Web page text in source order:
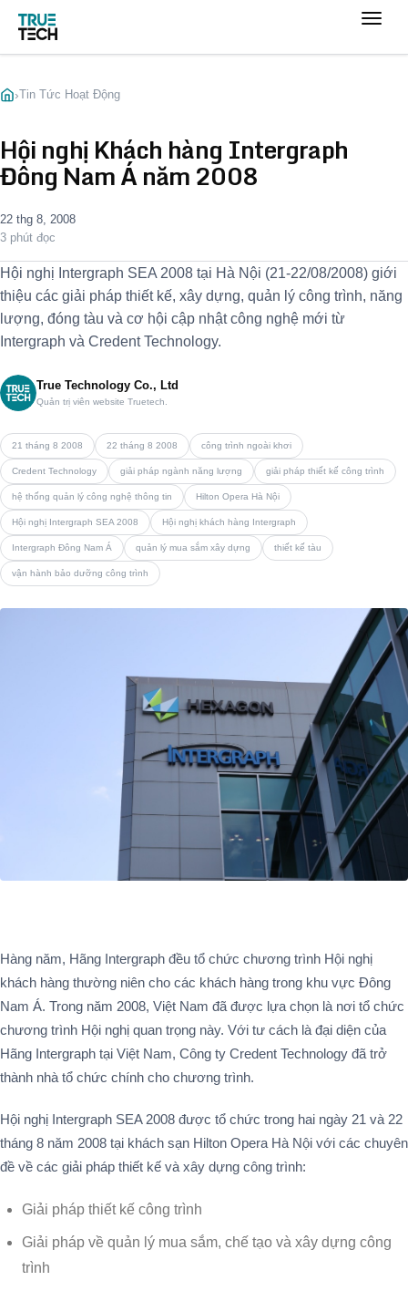
›Tin Tức Hoạt Động
Hội nghị Khách hàng Intergraph
Đông Nam Á năm 2008
22 thg 8, 2008
3 phút đọc
Hội nghị Intergraph SEA 2008 tại Hà Nội (21-22/08/2008) giới
thiệu các giải pháp thiết kế, xây dựng, quản lý công trình, năng
lượng, đóng tàu và cơ hội cập nhật công nghệ mới từ
Intergraph và Credent Technology.
True Technology Co., Ltd
Quản trị viên website Truetech.
21 tháng 8 2008 22 tháng 8 2008 công trình ngoài khơi
Credent Technology giải pháp ngành năng lượng giải pháp thiết kế công trình
hệ thống quản lý công nghệ thông tin Hilton Opera Hà Nội
Hội nghị Intergraph SEA 2008 Hội nghị khách hàng Intergraph
Intergraph Đông Nam Á quản lý mua sắm xây dựng thiết kế tàu
vận hành bảo dưỡng công trình
Hàng năm, Hãng Intergraph đều tổ chức chương trình Hội nghị
khách hàng thường niên cho các khách hàng trong khu vực Đông
Nam Á. Trong năm 2008, Việt Nam đã được lựa chọn là nơi tổ chức
chương trình Hội nghị quan trọng này. Với tư cách là đại diện của
Hãng Intergraph tại Việt Nam, Công ty Credent Technology đã trở
thành nhà tổ chức chính cho chương trình.
Hội nghị Intergraph SEA 2008 được tổ chức trong hai ngày 21 và 22
tháng 8 năm 2008 tại khách sạn Hilton Opera Hà Nội với các chuyên
đề về các giải pháp thiết kế và xây dựng công trình:
Giải pháp thiết kế công trình
Giải pháp về quản lý mua sắm, chế tạo và xây dựng công
trình